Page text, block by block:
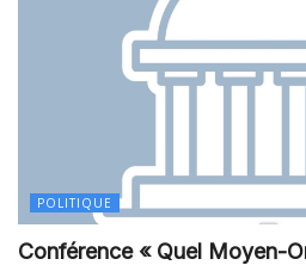
POLITIQUE
Conférence « Quel Moyen-